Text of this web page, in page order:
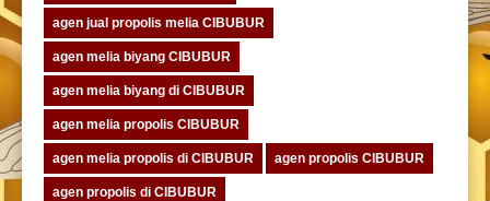
agen jual propolis melia CIBUBUR
agen melia biyang CIBUBUR
agen melia biyang di CIBUBUR
agen melia propolis CIBUBUR
agen melia propolis di CIBUBUR agen propolis CIBUBUR
agen propolis di CIBUBUR